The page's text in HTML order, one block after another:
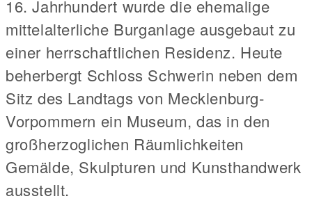
16. Jahrhundert wurde die ehemalige
mittelalterliche Burganlage ausgebaut zu
einer herrschaftlichen Residenz. Heute
beherbergt Schloss Schwerin neben dem
Sitz des Landtags von Mecklenburg-
Vorpommern ein Museum, das in den
großherzoglichen Räumlichkeiten
Gemälde, Skulpturen und Kunsthandwerk
ausstellt.